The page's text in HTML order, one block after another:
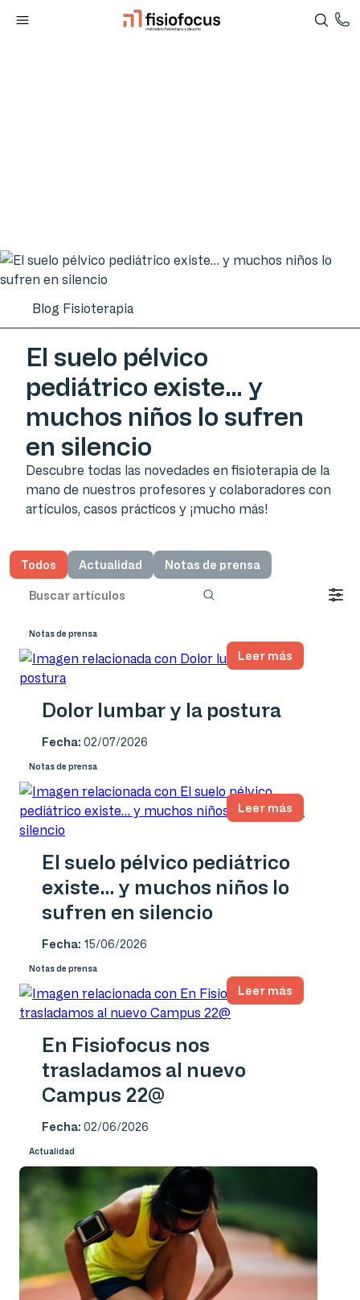
Blog Fisioterapia
El suelo pélvico
pediátrico existe… y
muchos niños lo sufren
en silencio
Descubre todas las novedades en fisioterapia de la
mano de nuestros profesores y colaboradores con
artículos, casos prácticos y ¡mucho más!
Todos Actualidad Notas de prensa
Notas de prensa
Leer más
Dolor lumbar y la postura
Fecha:02/07/2026
Notas de prensa
Leer más
El suelo pélvico pediátrico
existe… y muchos niños lo
sufren en silencio
Fecha: 15/06/2026
Notas de prensa
Leer más
En Fisiofocus nos
trasladamos al nuevo
Campus 22@
Fecha:02/06/2026
Actualidad